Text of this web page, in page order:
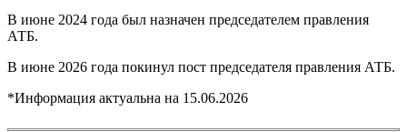
В июне 2024 года был назначен председателем правления
АТБ.
В июне 2026 года покинул пост председателя правления АТБ.
*Информация актуальна на 15.06.2026